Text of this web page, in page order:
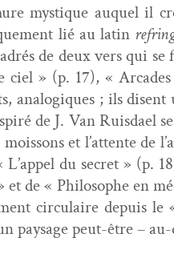
mys­tique auquel il
lié au latin
de deux vers qui
» (p. 17), «
analogiques ; ils
de J. Van Ruis­dael
et l’attente de
du secret » (p.
et de « Philosophe en
cir­cu­laire depuis
paysage peut-être –